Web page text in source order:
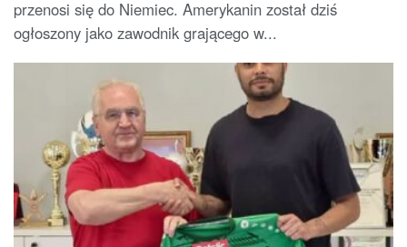
przenosi się do Niemiec. Amerykanin został dziś
ogłoszony jako zawodnik grającego w...